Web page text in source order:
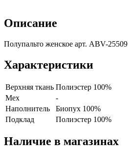
Описание
Полупальто женское арт. ABV-25509
Характеристики
Верхняя ткань Полиэстер 100%
Мех
-
Наполнитель
Биопух 100%
Подклад
Полиэстер 100%
Наличие в магазинах